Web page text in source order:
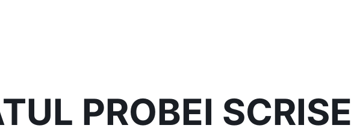
PROBEI SCRISE